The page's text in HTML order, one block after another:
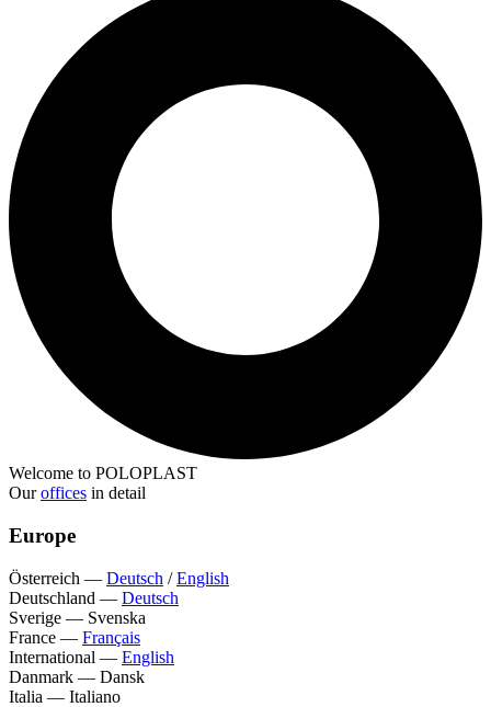
Welcome to POLOPLAST
Ouroffices in detail
Europe
Österreich — Deutsch /English
Deutschland — Deutsch
Sverige — Svenska
France — Français
International — English
Danmark — Dansk
Italia — Italiano